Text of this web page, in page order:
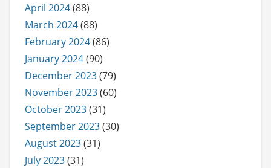
April 2024(88)
March 2024(88)
February 2024(86)
January 2024(90)
December 2023(79)
November 2023(60)
October 2023(31)
September 2023(30)
August 2023(31)
July 2023(31)